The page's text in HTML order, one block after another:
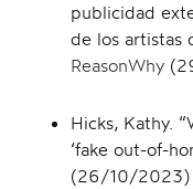
publicidad
de los artistas
ReasonWhy
Hicks, Kathy.
‘fake out-of-
(26/10/2023)